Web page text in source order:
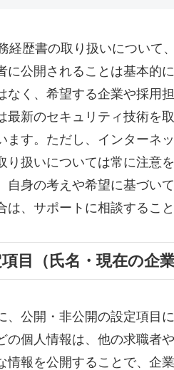
経歴書の取り扱いについて
に公開されることは基本的
なく、希望する企業や採用
最新のセキュリティ技術を
ます。ただし、インターネ
り扱いについては常に注意
自身の考えや希望に基づい
、サポートに相談するこ
目（氏名・現在の企業
公開・非公開の設定項目
の個人情報は、他の求職者
情報を公開することで、企